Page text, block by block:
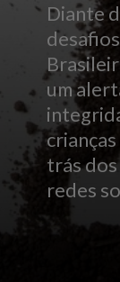
Diante
um
trás
redes